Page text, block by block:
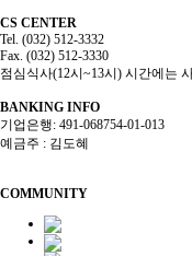
CS CENTER
Tel. (032) 512-3332
Fax. (032) 512-3330
점심식사(12시~13시) 시간에는
BANKING INFO
기업은행: 491-068754-01-013
예금주 : 김도혜
COMMUNITY